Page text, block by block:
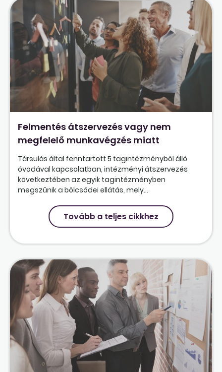
Felmentés átszervezés vagy nem
megfelelő munkavégzés miatt
Társulás által fenntartott 5 tagintézményből álló
óvodával kapcsolatban, intézményi átszervezés
következtében az egyik tagintézményben
megszűnik a bölcsődei ellátás, mely...
Tovább a teljes cikkhez